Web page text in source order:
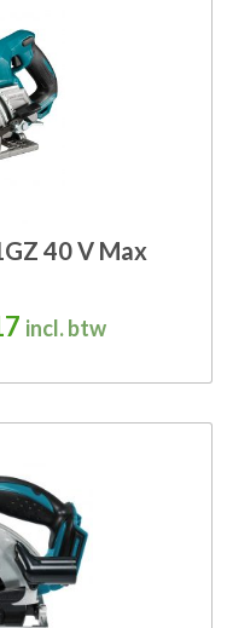
40 V Max
prijs
Huidige prijs is:
incl. btw